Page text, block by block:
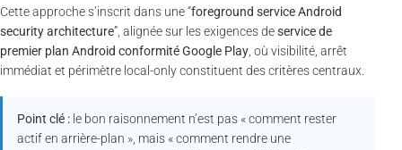
Cette approche s’inscrit dans une “foreground service Android
security architecture”, alignée sur les exigences deservice de
premier plan Android conformité Google Play , où visibilité, arrêt
immédiat et périmètre local-only constituent des critères centraux.
Point clé : le bon raisonnement n’est pas « comment rester
actif en arrière-plan », mais « comment rendre une